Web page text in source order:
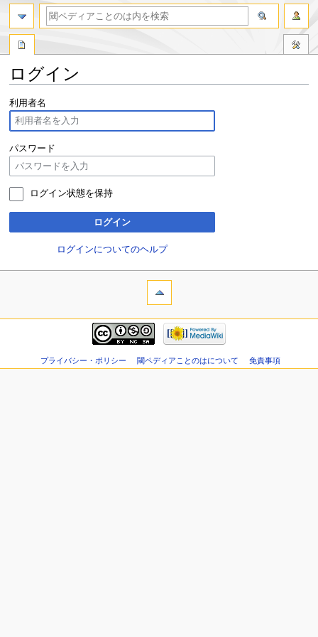
ログイン
ナ
ビ
ゲ
ー
シ
ョ
移
検
索
に
移
動
利用者名
パスワード
ログイン状態を保持
ログイン
ログインについてのヘルプ
プライバシー・ポリシー 閾ペディアことのはについて 免責事項